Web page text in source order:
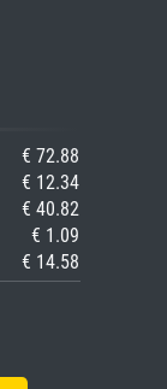
€ 72.88
€ 12.34
€ 40.82
€ 1.09
€ 14.58